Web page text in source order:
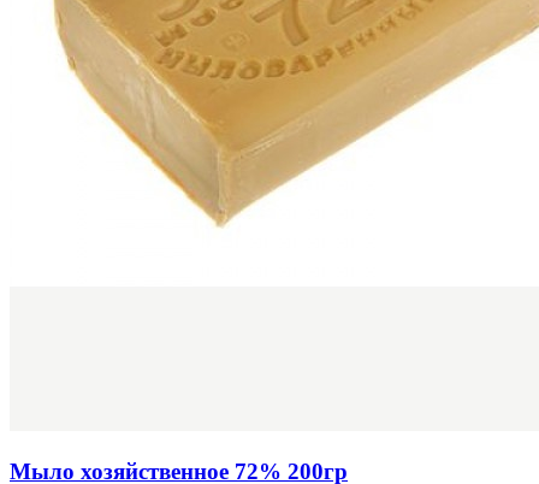
Мыло хозяйственное 72% 200гр